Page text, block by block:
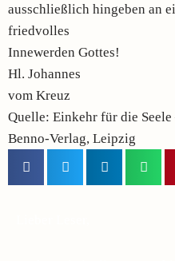
ausschließlich hingeben an
friedvolles
Innewerden Gottes!
Hl. Johannes
vom Kreuz
Quelle: Einkehr für die Seele
Benno-Verlag, Leipzig